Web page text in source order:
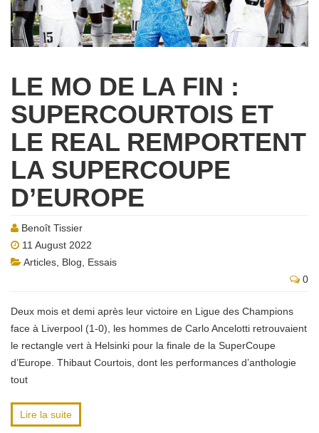
LE MO DE LA FIN :
SUPERCOURTOIS ET
LE REAL REMPORTENT
LA SUPERCOUPE
D’EUROPE
Benoît Tissier
11 August 2022
Articles Blog
Essais
0
Deux mois et demi après leur victoire en Ligue des Champions
face à Liverpool (1-0), les hommes de Carlo Ancelotti retrouvaient
le rectangle vert à Helsinki pour la finale de la SuperCoupe
d’Europe. Thibaut Courtois, dont les performances d’anthologie
tout
Lire la suite